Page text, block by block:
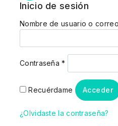
Inicio de sesión
Nombre de usuario o
Contraseña*
Recuérdame Acceder
¿Olvidaste la contraseña?